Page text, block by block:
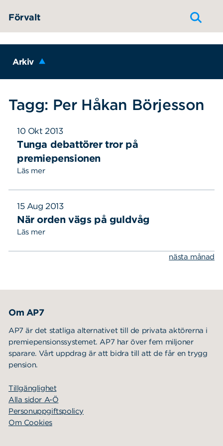
Förvalt
Arkiv
Tagg: Per Håkan Börjesson
10 Okt 2013
Tunga debattörer tror på
premiepensionen
Läs mer
15 Aug 2013
När orden vägs på guldvåg
Läs mer
nästa månad
Om AP7
AP7 är det statliga alternativet till de privata aktörerna i
premiepensionssystemet. AP7 har över fem miljoner
sparare. Vårt uppdrag är att bidra till att de får en trygg
pension.
Tillgänglighet
Alla sidor A-Ö
Personuppgiftspolicy
Om Cookies